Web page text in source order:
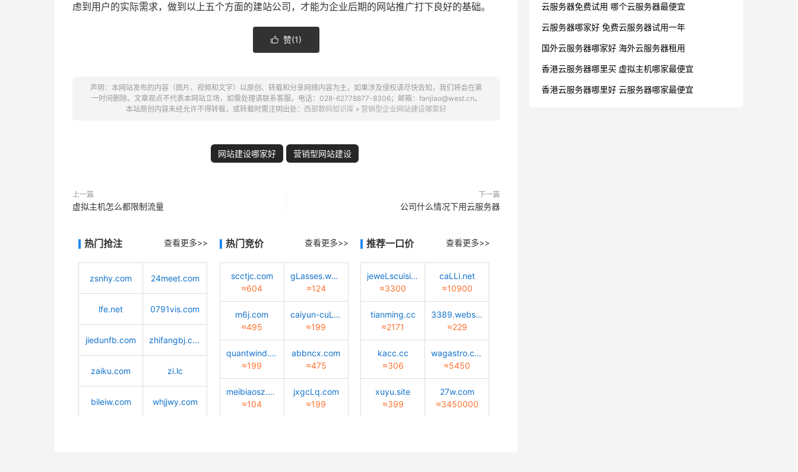
虑到用户的实际需求，做到以上五个方面的建站公司，才能为企业后期的网站推广打下良好的基础。
 赞(1)
声明：本网站发布的内容（图片、视频和文字）以原创、转载和分享网络内容为主，如果涉及侵权请尽快告知，我们将会在第
一时间删除。文章观点不代表本网站立场，如需处理请联系客服。电话：028-62778877-8306；邮箱：fanjiao@west.cn。
本站原创内容未经允许不得转载，或转载时需注明出处： 西部数码知识库 » 营销型企业网站建设哪家好
网站建设哪家好 营销型网站建设
上一篇
虚拟主机怎么都限制流量
下一篇
公司什么情况下用云服务器
热门抢注 查看更多>>
zsnhy.com 24meet.com
lfe.net 0791vis.com
jiedunfb.com zhifangbj.com
zaiku.com zi.lc
bileiw.com whjjwy.com
热门竞价 查看更多>>
scctjc.com
≈604
gLasses.worLd
≈124
m6j.com
≈495
caiyun-cuLture.com
≈199
quantwind.com
≈199
abbncx.com
≈475
meibiaosz.com
≈104
jxgcLq.com
≈199
推荐一口价 查看更多>>
jeweLscuisine.com
≈3300
caLLi.net
≈10900
tianming.cc
≈2171
3389.website
≈229
kacc.cc
≈306
wagastro.com
≈5450
xuyu.site
≈399
27w.com
≈3450000
云服务器免费试用 哪个云服务器最便宜
云服务器哪家好 免费云服务器试用一年
国外云服务器哪家好 海外云服务器租用
香港云服务器哪里买 虚拟主机哪家最便宜
香港云服务器哪里好 云服务器哪家最便宜